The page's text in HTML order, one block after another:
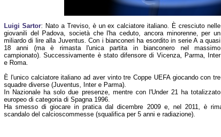
Luigi Sartor: Nato a Treviso, è un ex calciatore italiano. È cresciuto nelle
giovanili del Padova, società che l'ha ceduto, ancora minorenne, per un
miliardo di lire alla Juventus. Con i bianconeri ha esordito in serie A a quasi
18 anni (ma è rimasta l'unica partita in bianconero nel massimo
campionato). Successivamente è stato difensore di Vicenza, Parma, Inter
e Roma.
È l'unico calciatore italiano ad aver vinto tre Coppe UEFA giocando con tre
squadre diverse (Juventus, Inter e Parma).
In Nazionale ha solo due presenze, mentre con l'Under 21 ha
europeo di categoria di Spagna 1996.
Ha smesso di giocare in pratica dal dicembre 2009 e, nel 2011, è
scandalo del calcioscommesse (squalifica per 5 anni e radiazione).